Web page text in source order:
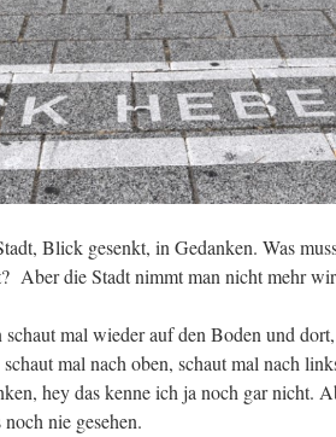
Blick gesenkt, in Gedanken. Was
Aber die Stadt nimmt man nicht mehr
mal wieder auf den Boden und
mal nach oben, schaut mal nach
hey das kenne ich ja noch gar nicht.
nie gesehen.